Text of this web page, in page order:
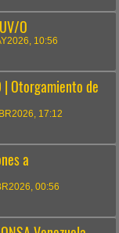
O
10:56
| Otorgamiento de
17:12
a
00:56